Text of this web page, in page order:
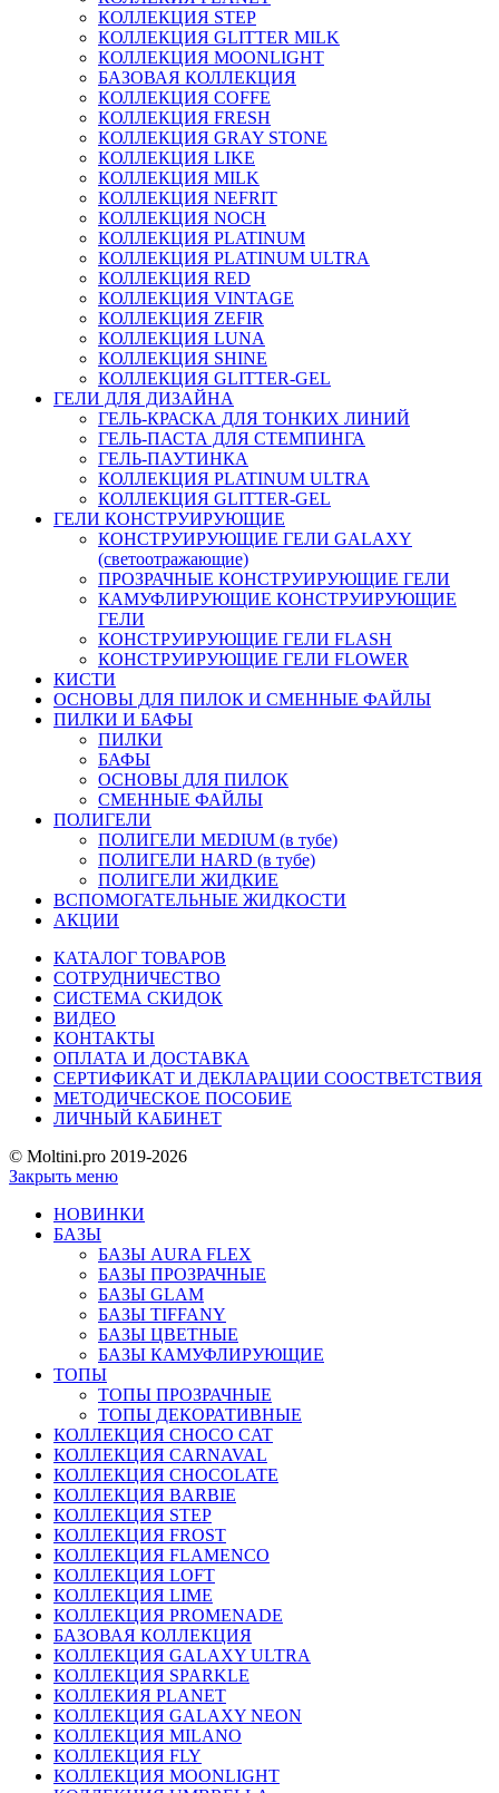
КОЛЛЕКЦИЯ STEP
КОЛЛЕКЦИЯ GLITTER MILK
КОЛЛЕКЦИЯ MOONLIGHT
БАЗОВАЯ КОЛЛЕКЦИЯ
КОЛЛЕКЦИЯ COFFE
КОЛЛЕКЦИЯ FRESH
КОЛЛЕКЦИЯ GRAY STONE
КОЛЛЕКЦИЯ LIKE
КОЛЛЕКЦИЯ MILK
КОЛЛЕКЦИЯ NEFRIT
КОЛЛЕКЦИЯ NOCH
КОЛЛЕКЦИЯ PLATINUM
КОЛЛЕКЦИЯ PLATINUM ULTRA
КОЛЛЕКЦИЯ RED
КОЛЛЕКЦИЯ VINTAGE
КОЛЛЕКЦИЯ ZEFIR
КОЛЛЕКЦИЯ LUNA
КОЛЛЕКЦИЯ SHINE
КОЛЛЕКЦИЯ GLITTER-GEL
ГЕЛИ ДЛЯ ДИЗАЙНА
ГЕЛЬ-КРАСКА ДЛЯ ТОНКИХ ЛИНИЙ
ГЕЛЬ-ПАСТА ДЛЯ СТЕМПИНГА
ГЕЛЬ-ПАУТИНКА
КОЛЛЕКЦИЯ PLATINUM ULTRA
КОЛЛЕКЦИЯ GLITTER-GEL
ГЕЛИ КОНСТРУИРУЮЩИЕ
КОНСТРУИРУЮЩИЕ ГЕЛИ GALAXY
(светоотражающие)
ПРОЗРАЧНЫЕ КОНСТРУИРУЮЩИЕ ГЕЛИ
КАМУФЛИРУЮЩИЕ КОНСТРУИРУЮЩИЕ
ГЕЛИ
КОНСТРУИРУЮЩИЕ ГЕЛИ FLASH
КОНСТРУИРУЮЩИЕ ГЕЛИ FLOWER
КИСТИ
ОСНОВЫ ДЛЯ ПИЛОК И СМЕННЫЕ ФАЙЛЫ
ПИЛКИ И БАФЫ
ПИЛКИ
БАФЫ
ОСНОВЫ ДЛЯ ПИЛОК
СМЕННЫЕ ФАЙЛЫ
ПОЛИГЕЛИ
ПОЛИГЕЛИ MEDIUM (в тубе)
ПОЛИГЕЛИ HARD (в тубе)
ПОЛИГЕЛИ ЖИДКИЕ
ВСПОМОГАТЕЛЬНЫЕ ЖИДКОСТИ
АКЦИИ
КАТАЛОГ ТОВАРОВ
СОТРУДНИЧЕСТВО
СИСТЕМА СКИДОК
ВИДЕО
КОНТАКТЫ
ОПЛАТА И ДОСТАВКА
СЕРТИФИКАТ И ДЕКЛАРАЦИИ СООСТВЕТСТВИЯ
МЕТОДИЧЕСКОЕ ПОСОБИЕ
ЛИЧНЫЙ КАБИНЕТ
© Moltini.pro 2019-2026
Закрыть меню
НОВИНКИ
БАЗЫ
БАЗЫ AURA FLEX
БАЗЫ ПРОЗРАЧНЫЕ
БАЗЫ GLAM
БАЗЫ TIFFANY
БАЗЫ ЦВЕТНЫЕ
БАЗЫ КАМУФЛИРУЮЩИЕ
ТОПЫ
ТОПЫ ПРОЗРАЧНЫЕ
ТОПЫ ДЕКОРАТИВНЫЕ
КОЛЛЕКЦИЯ CHOCO CAT
КОЛЛЕКЦИЯ CARNAVAL
КОЛЛЕКЦИЯ CHOCOLATE
КОЛЛЕКЦИЯ BARBIE
КОЛЛЕКЦИЯ STEP
КОЛЛЕКЦИЯ FROST
КОЛЛЕКЦИЯ FLAMENCO
КОЛЛЕКЦИЯ LOFT
КОЛЛЕКЦИЯ LIME
КОЛЛЕКЦИЯ PROMENADE
БАЗОВАЯ КОЛЛЕКЦИЯ
КОЛЛЕКЦИЯ GALAXY ULTRA
КОЛЛЕКЦИЯ SPARKLE
КОЛЛЕКИЯ PLANET
КОЛЛЕКЦИЯ GALAXY NEON
КОЛЛЕКЦИЯ MILANO
КОЛЛЕКЦИЯ FLY
КОЛЛЕКЦИЯ MOONLIGHT